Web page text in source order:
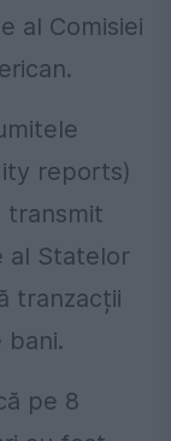
al Comisiei
reports)
transmit
al Statelor
tranzacții
bani.
pe 8